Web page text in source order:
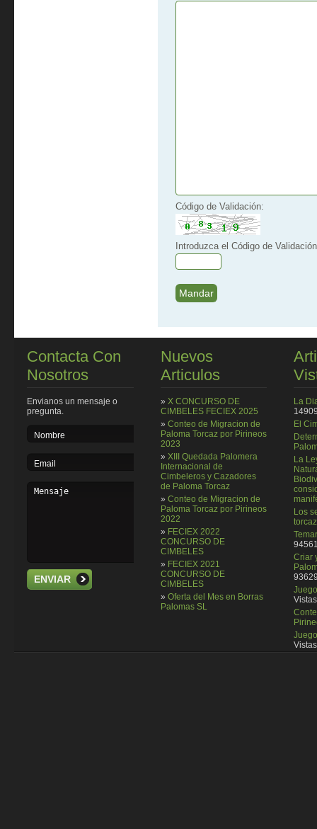
Código de Validación:
Introduzca el Código de
Contacta Con
Nosotros
Envianos un mensaje o
pregunta.
ENVIAR
Nuevos
Articulos
» X CONCURSO DE
CIMBELES FECIEX 2025
» Conteo de Migracion de
Paloma Torcaz por Pirineos
2023
» XIII Quedada Palomera
Internacional de
Cimbeleros y Cazadores
de Paloma Torcaz
» Conteo de Migracion de
Paloma Torcaz por Pirineos
2022
» FECIEX 2022
CONCURSO DE
CIMBELES
» FECIEX 2021
CONCURSO DE
CIMBELES
» Oferta del Mes en Borras
Palomas SL
La
El
La
Los
torcaz
Criar
Vistas
Vistas